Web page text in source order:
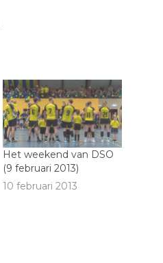
Het weekend van DSO
(9 februari 2013)
10 februari 2013